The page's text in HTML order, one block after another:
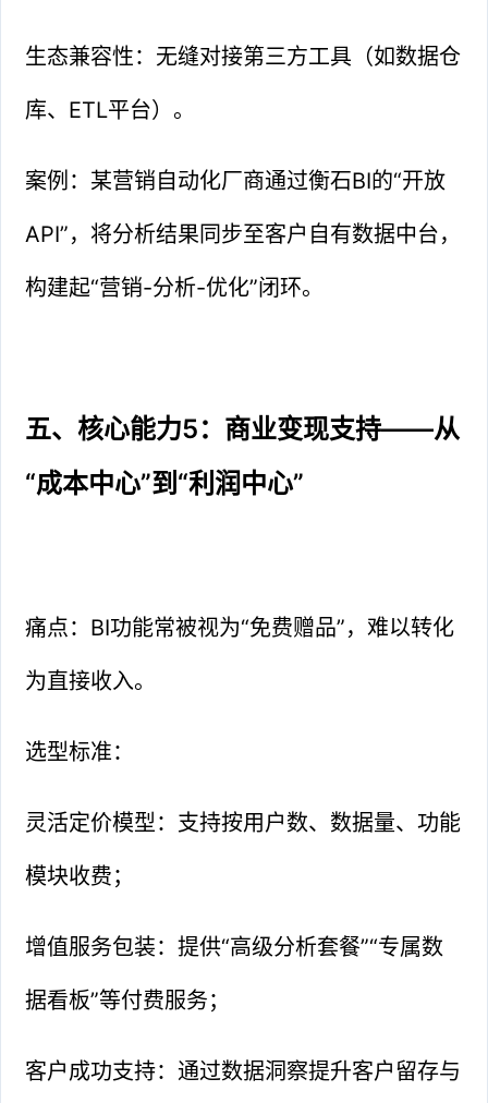
生态兼容性：无缝对接第三方工具（如数据仓
库、ETL平台）。
案例：某营销自动化厂商通过衡石BI的“开放
API”，将分析结果同步至客户自有数据中台，
构建起“营销-分析-优化”闭环。
五、核心能力5：商业变现支持——从
“成本中心”到“利润中心”
痛点：BI功能常被视为“免费赠品”，难以转化
为直接收入。
选型标准：
灵活定价模型：支持按用户数、数据量、功能
模块收费；
增值服务包装：提供“高级分析套餐”“专属数
据看板”等付费服务；
客户成功支持：通过数据洞察提升客户留存与